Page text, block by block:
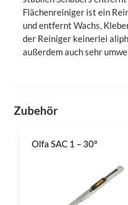
Flächenreiniger ist ein
und entfernt Wachs,
der Reiniger keinerlei
außerdem auch sehr
Zubehör
Olfa SAC 1 – 30°